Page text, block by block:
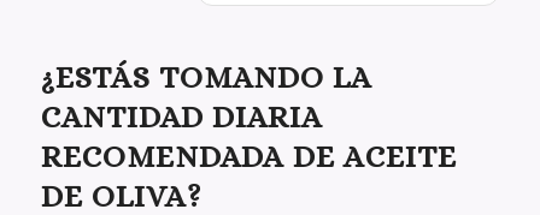
¿ESTÁS TOMANDO LA
CANTIDAD DIARIA
RECOMENDADA DE ACEITE
DE OLIVA?